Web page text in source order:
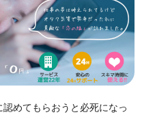
めてもらおうと必死になっ